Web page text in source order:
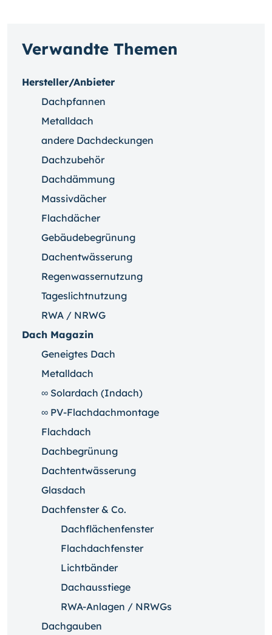
Verwandte Themen
Hersteller/Anbieter
Dachpfannen
Metalldach
andere Dachdeckungen
Dachzubehör
Dachdämmung
Massivdächer
Flachdächer
Gebäudebegrünung
Dachentwässerung
Regenwassernutzung
Tageslichtnutzung
RWA / NRWG
Dach Magazin
Geneigtes Dach
Metalldach
∞ Solardach (Indach)
∞ PV-Flachdachmontage
Flachdach
Dachbegrünung
Dachtentwässerung
Glasdach
Dachfenster & Co.
Dachflächenfenster
Flachdachfenster
Lichtbänder
Dachausstiege
RWA-Anlagen / NRWGs
Dachgauben